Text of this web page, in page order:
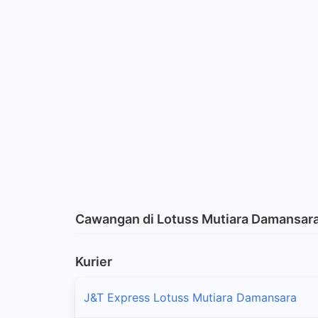
Cawangan di Lotuss Mutiara
Kurier
J&T Express Lotuss Mutiara Damansara